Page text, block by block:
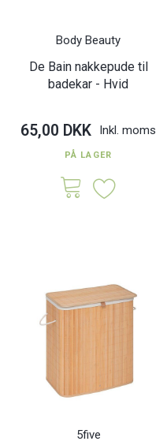
Body Beauty
De Bain nakkepude til
badekar - Hvid
65,00 DKK Inkl. moms
PÅ LAGER
5five